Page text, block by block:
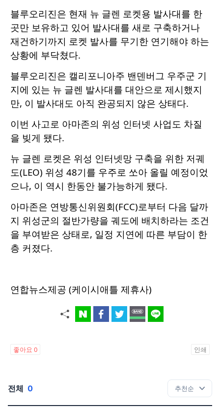
블루오리진은 현재 뉴 글렌 로켓용 발사대를 한
곳만 보유하고 있어 발사대를 새로 구축하거나
재건하기까지 로켓 발사를 무기한 연기해야 하는
상황에 부닥쳤다.
블루오리진은 캘리포니아주 밴덴버그 우주군 기
지에 있는 뉴 글렌 발사대를 대안으로 제시했지
만, 이 발사대도 아직 완공되지 않은 상태다.
이번 사고로 아마존의 위성 인터넷 사업도 차질
을 빚게 됐다.
뉴 글렌 로켓은 위성 인터넷망 구축을 위한 저궤
도(LEO) 위성 48기를 우주로 쏘아 올릴 예정이었
으나, 이 역시 한동안 불가능하게 됐다.
아마존은 연방통신위원회(FCC)로부터 다음 달까
지 위성군의 절반가량을 궤도에 배치하라는 조건
을 부여받은 상태로, 일정 지연에 따른 부담이 한
층 커졌다.
연합뉴스제공 (케이시애틀 제휴사)
좋아요 0 인쇄
전체 0